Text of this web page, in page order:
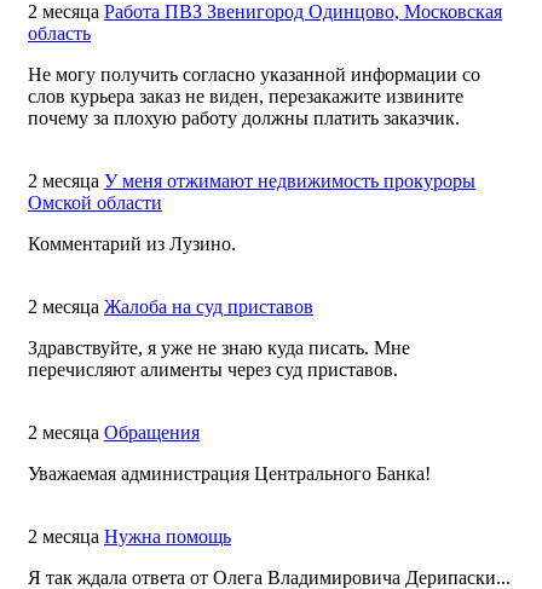
2 месяца Работа ПВЗ Звенигород Одинцово, Московская
область
Не могу получить согласно указанной информации со
слов курьера заказ не виден, перезакажите извините
почему за плохую работу должны платить заказчик.
2 месяца У меня отжимают недвижимость прокуроры
Омской области
Комментарий из Лузино.
2 месяца Жалоба на суд приставов
Здравствуйте, я уже не знаю куда писать. Мне
перечисляют алименты через суд приставов.
2 месяца Обращения
Уважаемая администрация Центрального Банка!
2 месяца Нужна помощь
Я так ждала ответа от Олега Владимировича Дерипаски...